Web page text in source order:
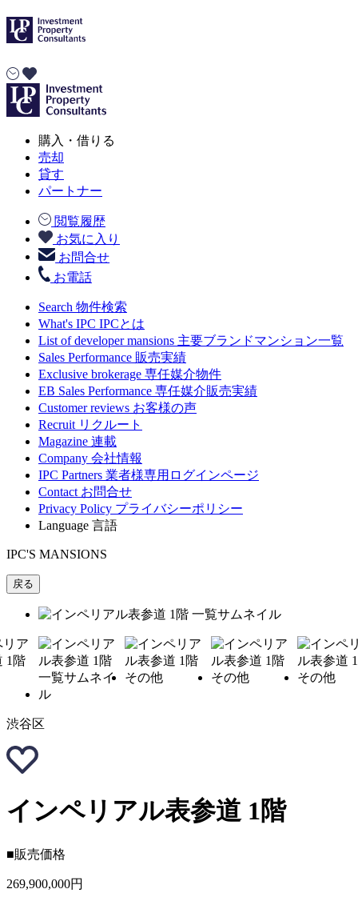
購入・借りる
売却
貸す
パートナー
閲覧履歴
お気に入り
お問合せ
お電話
Search 物件検索
What's IPC IPCとは
List of developer mansions 主要ブランドマンション一覧
Sales Performance 販売実績
Exclusive brokerage 専任媒介物件
EB Sales Performance 専任媒介販売実績
Customer reviews お客様の声
Recruit リクルート
Magazine 連載
Company 会社情報
IPC Partners 業者様専用ログインページ
Contact お問合せ
Privacy Policy プライバシーポリシー
Language 言語
IPC'S MANSIONS
戻る
渋谷区
インペリアル表参道 1階
■販売価格
269,900,000円